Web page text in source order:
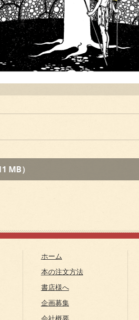
MB）
ホーム
本の注文方法
書店様へ
企画募集